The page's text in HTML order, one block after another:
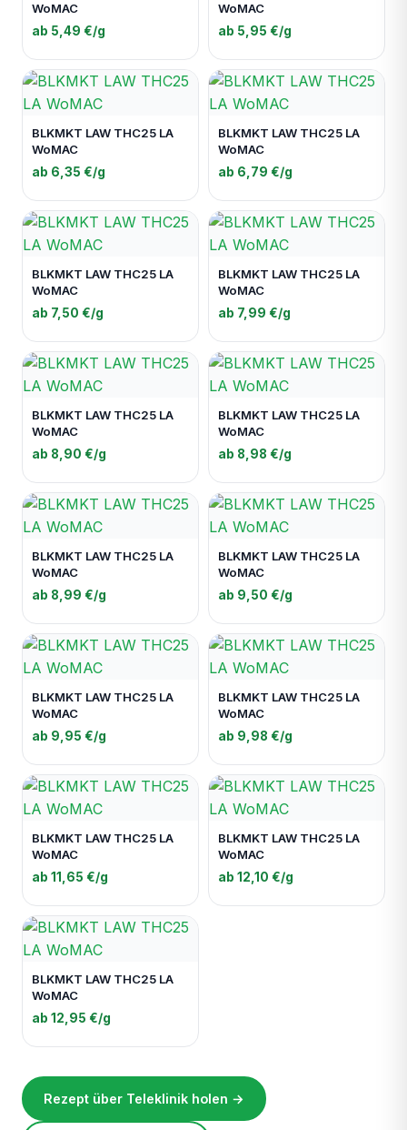
WoMAC
ab 5,49 €/g
WoMAC
ab 5,95 €/g
BLKMKT LAW THC25 LA
WoMAC
ab 6,35 €/g
BLKMKT LAW THC25 LA
WoMAC
ab 6,79 €/g
BLKMKT LAW THC25 LA
WoMAC
ab 7,50 €/g
BLKMKT LAW THC25 LA
WoMAC
ab 7,99 €/g
BLKMKT LAW THC25 LA
WoMAC
ab 8,90 €/g
BLKMKT LAW THC25 LA
WoMAC
ab 8,98 €/g
BLKMKT LAW THC25 LA
WoMAC
ab 8,99 €/g
BLKMKT LAW THC25 LA
WoMAC
ab 9,50 €/g
BLKMKT LAW THC25 LA
WoMAC
ab 9,95 €/g
BLKMKT LAW THC25 LA
WoMAC
ab 9,98 €/g
BLKMKT LAW THC25 LA
WoMAC
ab 11,65 €/g
BLKMKT LAW THC25 LA
WoMAC
ab 12,10 €/g
BLKMKT LAW THC25 LA
WoMAC
ab 12,95 €/g
Rezept über Teleklinik holen →